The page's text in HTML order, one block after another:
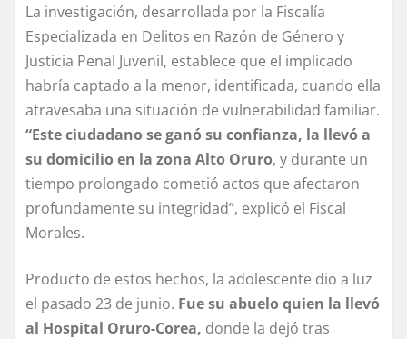
La investigación, desarrollada por la Fiscalía
Especializada en Delitos en Razón de Género y
Justicia Penal Juvenil, establece que el implicado
habría captado a la menor, identificada, cuando ella
atravesaba una situación de vulnerabilidad familiar.
“Este ciudadano se ganó su confianza, la llevó a
su domicilio en la zona Alto Oruro, y durante un
tiempo prolongado cometió actos que afectaron
profundamente su integridad”, explicó el Fiscal
Morales.
Producto de estos hechos, la adolescente dio a luz
el pasado 23 de junio. Fue su abuelo quien la llevó
al Hospital Oruro-Corea, donde la dejó tras